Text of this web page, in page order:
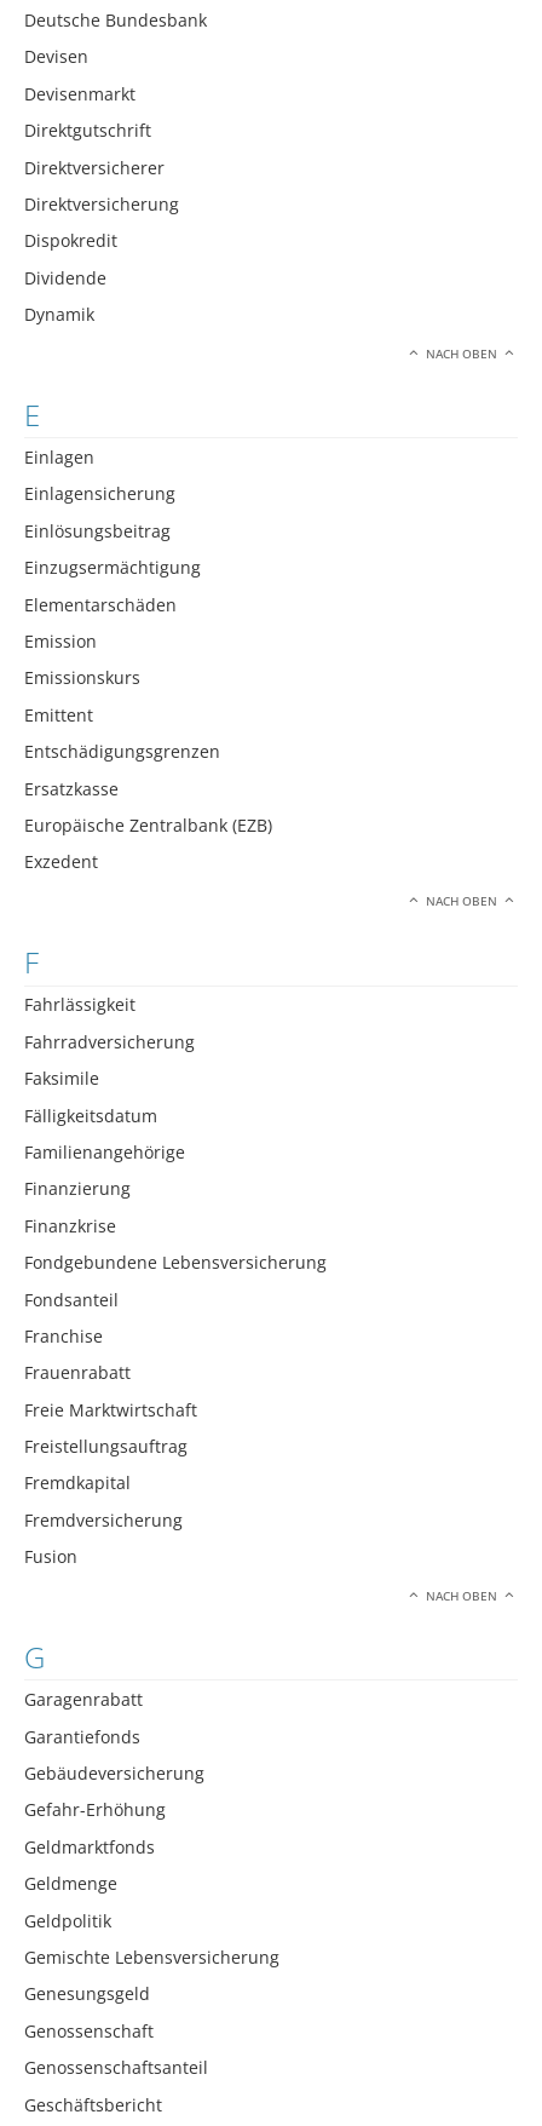
Deutsche Bundesbank
Devisen
Devisenmarkt
Direktgutschrift
Direktversicherer
Direktversicherung
Dispokredit
Dividende
Dynamik
NACH OBEN
E
Einlagen
Einlagensicherung
Einlösungsbeitrag
Einzugsermächtigung
Elementarschäden
Emission
Emissionskurs
Emittent
Entschädigungsgrenzen
Ersatzkasse
Europäische Zentralbank (EZB)
Exzedent
NACH OBEN
F
Fahrlässigkeit
Fahrradversicherung
Faksimile
Fälligkeitsdatum
Familienangehörige
Finanzierung
Finanzkrise
Fondgebundene Lebensversicherung
Fondsanteil
Franchise
Frauenrabatt
Freie Marktwirtschaft
Freistellungsauftrag
Fremdkapital
Fremdversicherung
Fusion
NACH OBEN
G
Garagenrabatt
Garantiefonds
Gebäudeversicherung
Gefahr-Erhöhung
Geldmarktfonds
Geldmenge
Geldpolitik
Gemischte Lebensversicherung
Genesungsgeld
Genossenschaft
Genossenschaftsanteil
Geschäftsbericht